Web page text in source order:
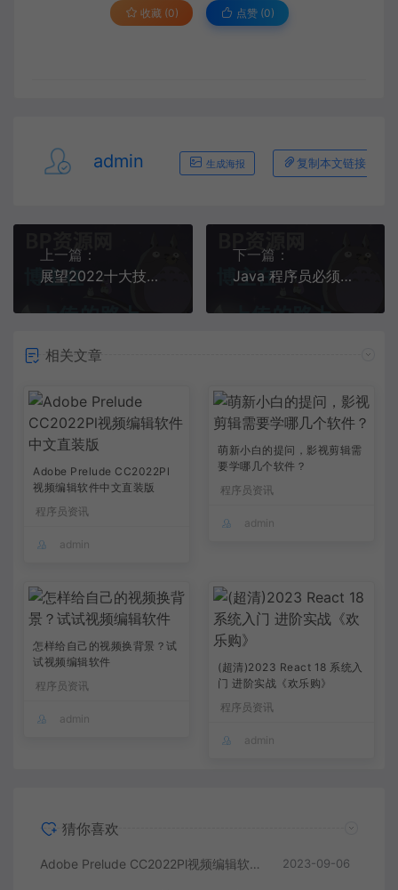
收藏 (0) 点赞 (0)
admin 生成海报 复制本文链接
上一篇：
展望2022十大技术发展趋势
下一篇：
Java 程序员必须收藏的资源大全
相关文章
Adobe Prelude CC2022Pl
视频编辑软件中文直装版
程序员资讯
admin
萌新小白的提问，影视剪辑需
要学哪几个软件？
程序员资讯
admin
怎样给自己的视频换背景？试
试视频编辑软件
程序员资讯
admin
(超清)2023 React 18 系统入
门 进阶实战《欢乐购》
程序员资讯
admin
猜你喜欢
Adobe Prelude CC2022Pl视频编辑软件中文直装版 2023-09-06